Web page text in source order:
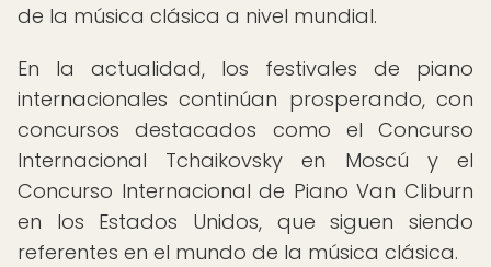
de la música clásica a nivel mundial.
En la actualidad, los festivales de piano
internacionales continúan prosperando, con
concursos destacados como el Concurso
Internacional Tchaikovsky en Moscú y el
Concurso Internacional de Piano Van Cliburn
en los Estados Unidos, que siguen siendo
referentes en el mundo de la música clásica.